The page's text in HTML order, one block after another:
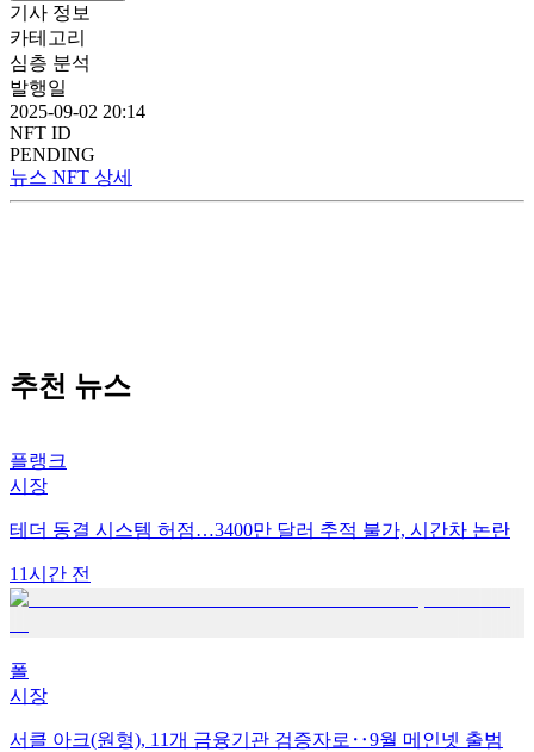
기사 정보
카테고리
심층 분석
발행일
2025-09-02 20:14
NFT ID
PENDING
뉴스 NFT 상세
추천 뉴스
플랭크
시장
테더 동결 시스템 허점…3400만 달러 추적 불가, 시간차 논란
11시간 전
폴
시장
서클 아크(원형), 11개 금융기관 검증자로‥9월 메인넷 출범